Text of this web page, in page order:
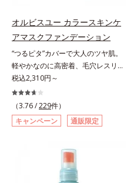
す。粉浮きや厚塗り感の少ない、リ
ァンデーションです。*1 メイク効
果による *2 保湿成分
オルビスユー カラースキンケ
アマスクファンデーション
“つるピタ”カバーで大人のツヤ肌。
軽やかなのに高密着、毛穴レスリキ
ッドファンデ。みずみずしく、とけ
込むように密着カバー毛穴レスでな
めらかな質感美へ導く、リキッドフ
ァンデーション「カバーはしたいけ
ど厚塗り感はイヤ」「素肌がもとも
なお客様の声から誕生した、軽やか
なのにピタッと密着し、肌悩み
を“つるん”と隠すリキッドファンデ
税込2,310円～
（3.76 /229件）
キャンペーン
通販限定